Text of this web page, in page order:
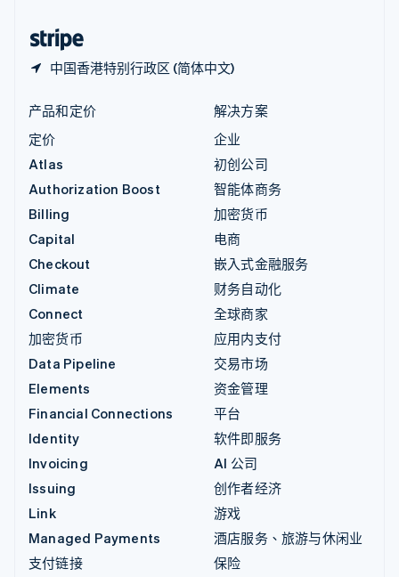
中国香港特别行政区 (简体中文)
产品和定价
定价
Atlas
Authorization Boost
Billing
Capital
Checkout
Climate
Connect
加密货币
Data Pipeline
Elements
Financial Connections
Identity
Invoicing
Issuing
Link
Managed Payments
支付链接
解决方案
企业
初创公司
智能体商务
加密货币
电商
嵌入式金融服务
财务自动化
全球商家
应用内支付
交易市场
资金管理
平台
软件即服务
AI 公司
创作者经济
游戏
酒店服务、旅游与休闲业
保险